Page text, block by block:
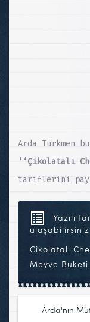
Arda Türkmen
‘‘Çikolatalı
tariflerini
Yazılı
Çikolatalı
Meyve Buketi
Arda'nın